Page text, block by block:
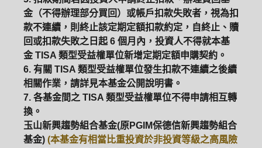
金（不得辦理部分買回）或帳戶扣款失敗者，視為扣
款不連續，則終止該定期定額扣款約定，自終止、贖
回或扣款失敗之日起 6 個月內，投資人不得就本基
金 TISA 類型受益權單位新增定期定額申購契約。
6. 有關 TISA 類型受益權單位發生扣款不連續之後續
相關作業，請詳見本基金公開說明書。
7. 各基金間之 TISA 類型受益權單位不得申請相互轉
換。
玉山新興趨勢組合基金(原PGIM保德信新興趨勢組合
基金) (本基金有相當比重投資於非投資等級之高風險